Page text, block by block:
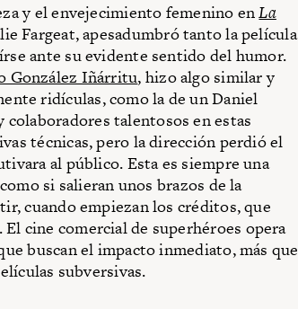
y el envejecimiento femenino enLa
Fargeat, apesadumbró tanto la película
ante su evidente sentido del humor.
González Iñárritu, hizo algo similar y
ridículas, como la de un Daniel
talentosos en estas
técnicas, pero la dirección perdió el
al público. Esta es siempre una
si salieran unos brazos de la
cuando empiezan los créditos, que
cine comercial de superhéroes opera
buscan el impacto inmediato, más que
subversivas.